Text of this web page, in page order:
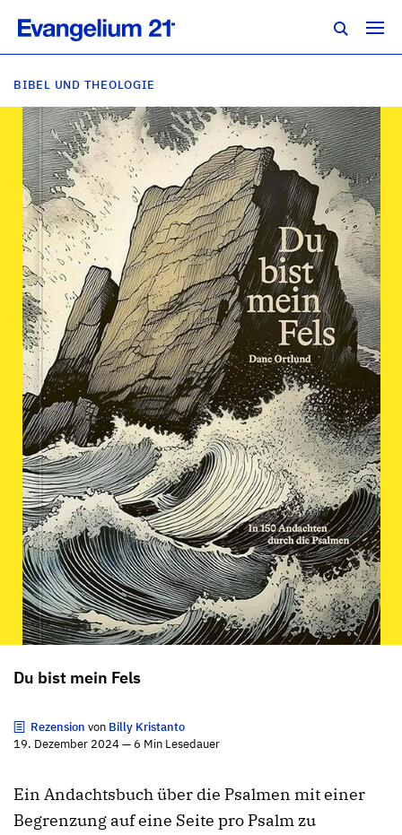
BIBEL UND THEOLOGIE
Du bist mein Fels
Rezension von Billy Kristanto
19. Dezember 2024 — 6 Min Lesedauer
Ein Andachtsbuch über die Psalmen mit einer
Begrenzung auf eine Seite pro Psalm zu